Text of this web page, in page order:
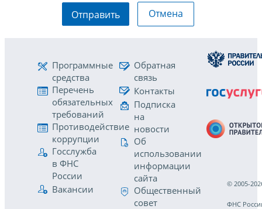
Отправить Отмена
Программные
средства
Перечень
обязательных
требований
Противодействие
коррупции
Госслужба
в ФНС
России
Вакансии
Обратная
связь
Контакты
Подписка
на
новости
Об
использовании
информации
сайта
Общественный
совет
© 2005-
ФНС